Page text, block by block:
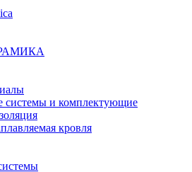
системы и комплектующие
кровля